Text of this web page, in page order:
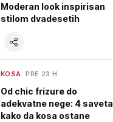
Moderan look inspirisan
stilom dvadesetih
KOSA PRE 23 H
Od chic frizure do
adekvatne nege: 4 saveta
kako da kosa ostane